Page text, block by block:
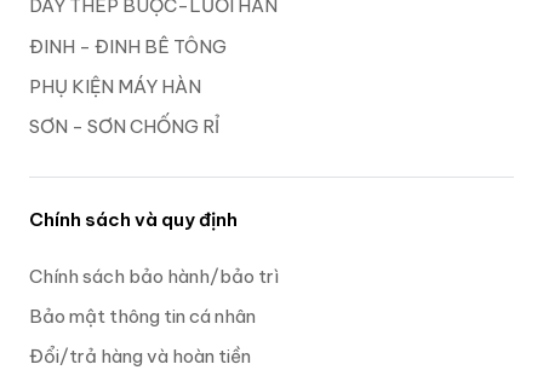
DÂY THÉP BUỘC-LƯỚI HÀN
ĐINH - ĐINH BÊ TÔNG
PHỤ KIỆN MÁY HÀN
SƠN - SƠN CHỐNG RỈ
Chính sách và quy định
Chính sách bảo hành/bảo trì
Bảo mật thông tin cá nhân
Đổi/trả hàng và hoàn tiền